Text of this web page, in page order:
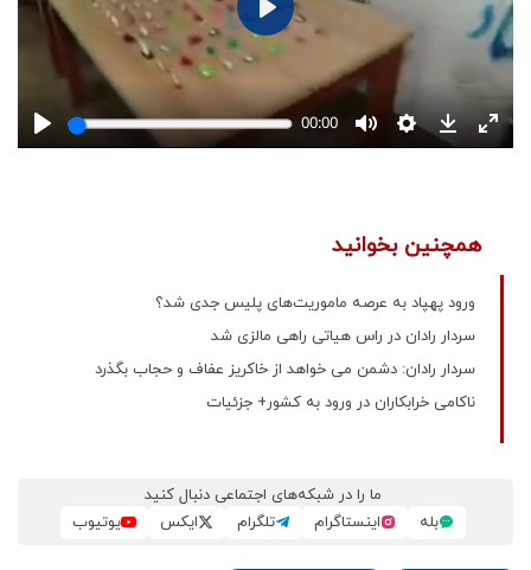
همچنین بخوانید
ورود پهپاد به عرصه ماموریت‌های پلیس جدی شد؟
سردار رادان در راس هیاتی راهی مالزی شد
سردار رادان: دشمن می خواهد از خاکریز عفاف و حجاب بگذرد
ناکامی خرابکاران در ورود به کشور+ جزئیات
ما را در شبکه‌های اجتماعی دنبال کنید
بله
اینستاگرام تلگرام ایکس یوتیوب